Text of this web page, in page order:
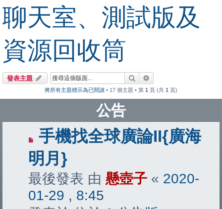
聊天室、測試版及
資源回收筒
發表主題 搜尋
將所有主題標示為已閱讀 • 17 個主題 • 第 1 頁 (共 1 頁)
公告
手機找全球廣論II{廣海
明月}
最後發表 由 懸壺子 « 2020-
01-29 , 8:45